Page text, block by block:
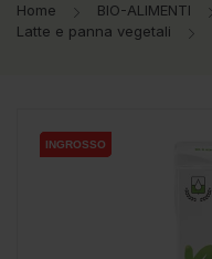
Home BIO-ALIMENTI
Latte e panna vegetali
INGROSSO
INGROSSO
INGROSSO
INGROSSO